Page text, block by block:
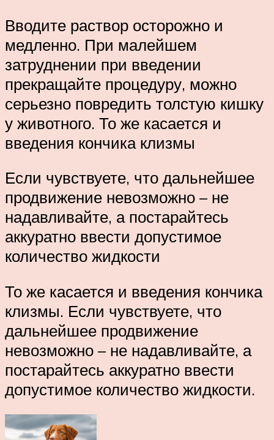
Вводите раствор осторожно и
медленно. При малейшем
затруднении при введении
прекращайте процедуру, можно
серьезно повредить толстую кишку
у животного. То же касается и
введения кончика клизмы
Если чувствуете, что дальнейшее
продвижение невозможно – не
надавливайте, а постарайтесь
аккуратно ввести допустимое
количество жидкости
То же касается и введения кончика
клизмы. Если чувствуете, что
дальнейшее продвижение
невозможно – не надавливайте, а
постарайтесь аккуратно ввести
допустимое количество жидкости.